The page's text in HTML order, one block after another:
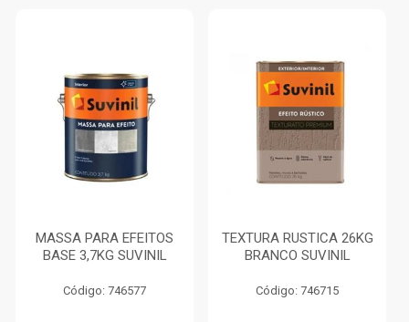
MASSA PARA EFEITOS
BASE 3,7KG SUVINIL
Código: 746577
TEXTURA RUSTICA 26KG
BRANCO SUVINIL
Código: 746715